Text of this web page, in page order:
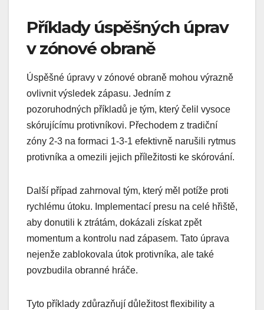
Příklady úspěšných úprav
v zónové obraně
Úspěšné úpravy v zónové obraně mohou výrazně
ovlivnit výsledek zápasu. Jedním z
pozoruhodných příkladů je tým, který čelil vysoce
skórujícímu protivníkovi. Přechodem z tradiční
zóny 2-3 na formaci 1-3-1 efektivně narušili rytmus
protivníka a omezili jejich příležitosti ke skórování.
Další případ zahrnoval tým, který měl potíže proti
rychlému útoku. Implementací presu na celé hřiště,
aby donutili k ztrátám, dokázali získat zpět
momentum a kontrolu nad zápasem. Tato úprava
nejenže zablokovala útok protivníka, ale také
povzbudila obranné hráče.
Tyto příklady zdůrazňují důležitost flexibility a